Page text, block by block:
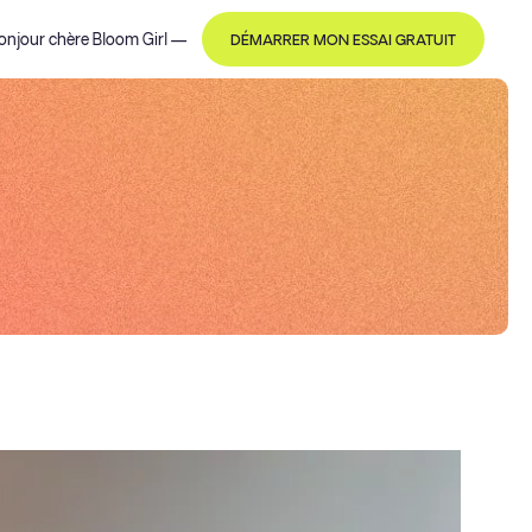
chère Bloom Girl— DÉMARRER MON ESSAI GRATUIT